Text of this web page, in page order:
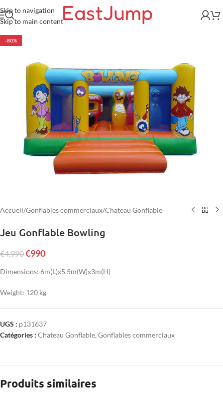
Skip to navigation
Skip to main content
-80%
Accueil/Gonflables commerciaux/Chateau Gonflable
Jeu Gonflable Bowling
€4,990€990
Dimensions: 6m(L)x5.5m(W)x3m(H)
Weight: 120 kg
UGS : p131637
Catégories : Chateau Gonflable, Gonflables commerciaux
Produits similaires